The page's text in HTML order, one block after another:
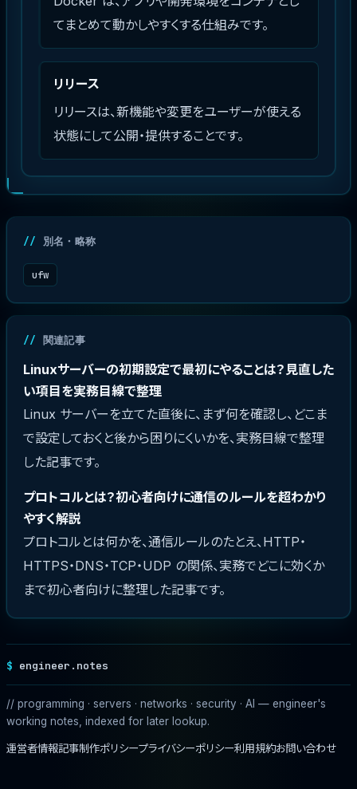
てまとめて動かしやすくする仕組みです。
リリース
リリースは、新機能や変更をユーザーが使える
状態にして公開・提供することです。
別名・略称
ufw
関連記事
Linuxサーバーの初期設定で最初にやることは？見直した
い項目を実務目線で整理
Linux サーバーを立てた直後に、まず何を確認し、どこま
で設定しておくと後から困りにくいかを、実務目線で整理
した記事です。
プロトコルとは？初心者向けに通信のルールを超わかり
やすく解説
プロトコルとは何かを、通信ルールのたとえ、HTTP・
HTTPS・DNS・TCP・UDP の関係、実務でどこに効くか
まで初心者向けに整理した記事です。
engineer.notes
// programming · servers · networks · security · AI — engineer's
working notes, indexed for later lookup.
運営者情報記事制作ポリシープライバシーポリシー利用規約お問い合わせ